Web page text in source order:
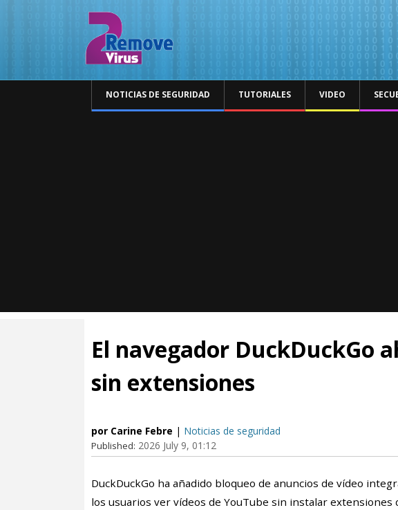
NOTICIAS DE SEGURIDAD TUTORIALES VIDEO
El navegador DuckDuckGo
sin extensiones
por Carine Febre | Noticias de seguridad
Published: 2026 July 9, 01:12
DuckDuckGo ha añadido bloqueo de anuncios de vídeo
los usuarios ver vídeos de YouTube sin instalar extensiones